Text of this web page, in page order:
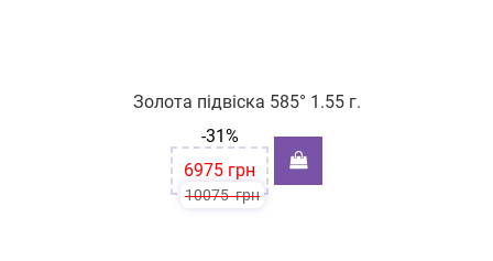
Золота підвіска 585° 1.55 г.
10075грн
-31%
6975 грн